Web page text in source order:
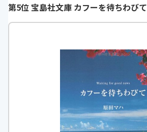
https://monita.online
第5位 宝島社文庫 カフーを待ちわびて